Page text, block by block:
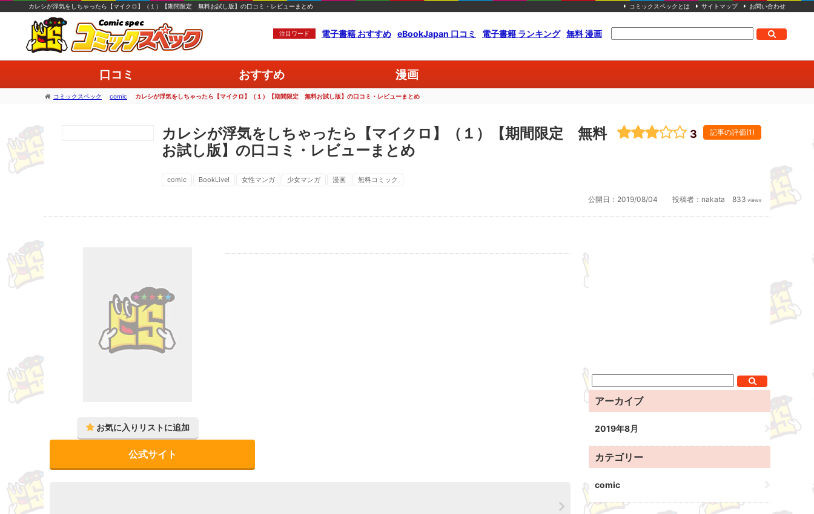
カレシが浮気をしちゃったら【マイクロ】（１）【期間限定 無料お試し版】の口コミ・レビューまとめ コミックスペックとは サイトマップ お問い合わせ
注目ワード 電子書籍 おすすめ eBookJapan 口コミ 電子書籍 ランキング 無料 漫画
口コミ おすすめ 漫画
コミックスペック comic カレシが浮気をしちゃったら【マイクロ】（１）【期間限定 無料お試し版】の口コミ・レビューまとめ
3 記事の評価(1)
カレシが浮気をしちゃったら【マイクロ】（１）【期間限定 無料
お試し版】の口コミ・レビューまとめ
comic BookLive! 女性マンガ 少女マンガ 漫画 無料コミック
公開日： 2019/08/04 投稿者： nakata 833 views
公式サイト
アーカイブ
2019年8月
カテゴリー
comic